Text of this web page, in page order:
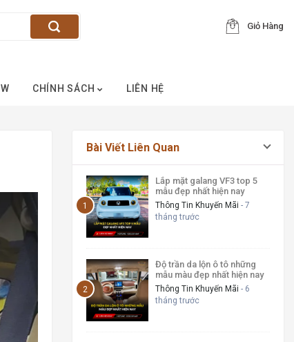
Giỏ Hàng
CHÍNH SÁCH LIÊN HỆ
Bài Viết Liên Quan
Lắp mặt galang VF3 top 5
mẫu đẹp nhất hiện nay
Thông Tin Khuyến Mãi - 7
tháng trước
Độ trần da lộn ô tô những
mẫu màu đẹp nhất hiện nay
Thông Tin Khuyến Mãi - 6
tháng trước